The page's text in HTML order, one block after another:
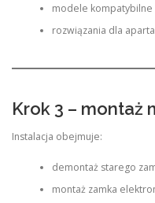
modele kompatybilne
rozwiązania dla
Krok 3 – montaż
Instalacja obejmuje:
demontaż starego
montaż zamka